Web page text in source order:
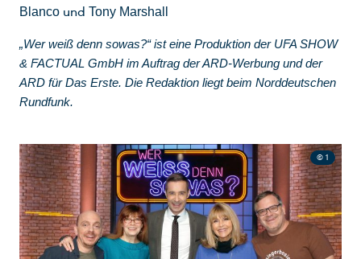
Blanco und Tony Marshall
„Wer weiß denn sowas?“ ist eine Produktion der UFA SHOW
& FACTUAL GmbH im Auftrag der ARD-Werbung und der
ARD für Das Erste. Die Redaktion liegt beim Norddeutschen
Rundfunk.
© 1